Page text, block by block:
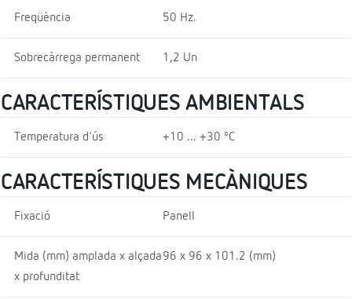
Freqüència 50 Hz.
Sobrecàrrega permanent 1,2 Un
CARACTERÍSTIQUES AMBIENTALS
Temperatura d'ús +10 ... +30 ºC
CARACTERÍSTIQUES MECÀNIQUES
Fixació Panell
Mida (mm) amplada x alçada
x profunditat
96 x 96 x 101.2 (mm)